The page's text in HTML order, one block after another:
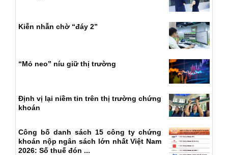
Kiễn nhẫn chờ “đáy 2”
“Mỏ neo” níu giữ thị trường
Định vị lại niềm tin trên thị trường chứng
khoán
Công bố danh sách 15 công ty chứng
khoán nộp ngân sách lớn nhất Việt Nam
2026: Số thuế đón ...